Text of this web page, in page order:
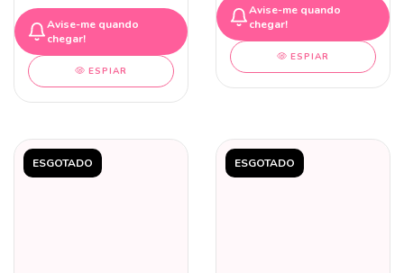
Avise-me quando
chegar!
ESPIAR
Avise-me quando
chegar!
ESPIAR
ESGOTADO ESGOTADO